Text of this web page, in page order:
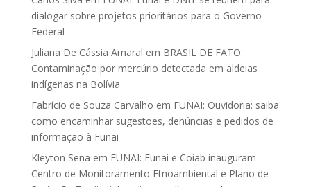
dialogar sobre projetos prioritários para o Governo
Federal
Juliana De Cássia Amaral em BRASIL DE FATO:
Contaminação por mercúrio detectada em aldeias
indígenas na Bolívia
Fabrício de Souza Carvalho em FUNAI: Ouvidoria: saiba
como encaminhar sugestões, denúncias e pedidos de
informação à Funai
Kleyton Sena em FUNAI: Funai e Coiab inauguram
Centro de Monitoramento Etnoambiental e Plano de